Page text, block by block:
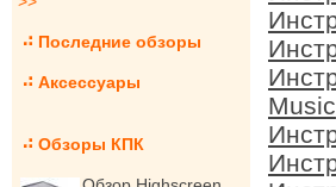
Последние обзоры
Аксессуары
Обзоры КПК
Music